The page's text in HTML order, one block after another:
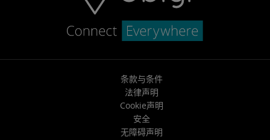
条款与条件
法律声明
Cookie声明
安全
无障碍声明